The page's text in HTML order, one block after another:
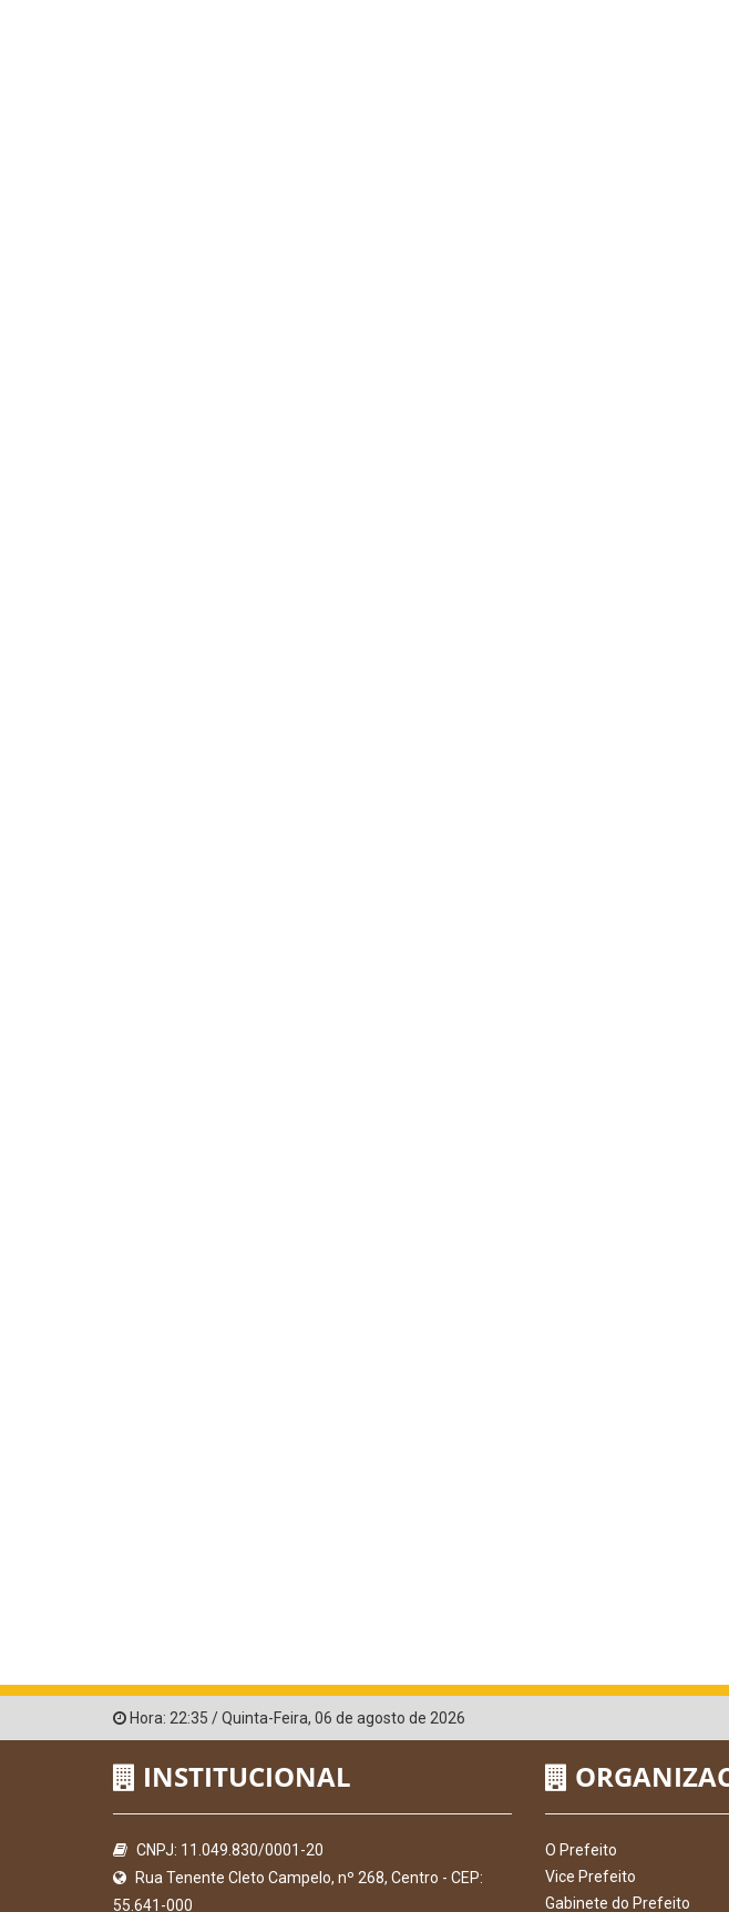
Hora: 22:35 /Quinta-Feira, 06 de agosto de 2026
INSTITUCIONAL
CNPJ: 11.049.830/0001-20
Rua Tenente Cleto Campelo, nº 268, Centro - CEP:
55.641-000
O Prefeito
Vice Prefeito
Gabinete do Prefeito